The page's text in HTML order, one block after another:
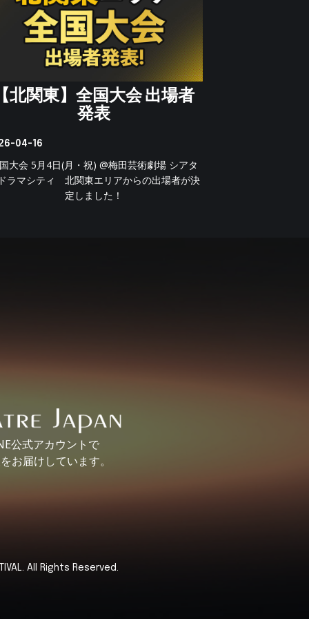
北関東】全国大会 出場者
発表
04-16
大会 5月4日(月・祝) @梅田芸術劇場 シアタ
ラマシティ 北関東エリアからの出場者が決
定しました！
公式アカウントで
お届けしています。
All Rights Reserved.